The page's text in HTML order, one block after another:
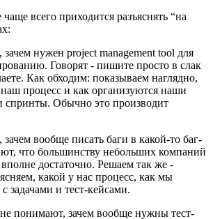
всего приходится разъяснять “на
нужен project management tool для
Говорят - пишите просто в слак
Как обходим: показываем наглядно,
процесс и как организуются наши
спринты. Обычно это производит
вообще писать баги в какой-то баг-
что большинству небольших компаний
вполне достаточно. Решаем так же -
какой у нас процесс, как мы
задачами и тест-кейсами.
понимают, зачем вообще нужны тест-